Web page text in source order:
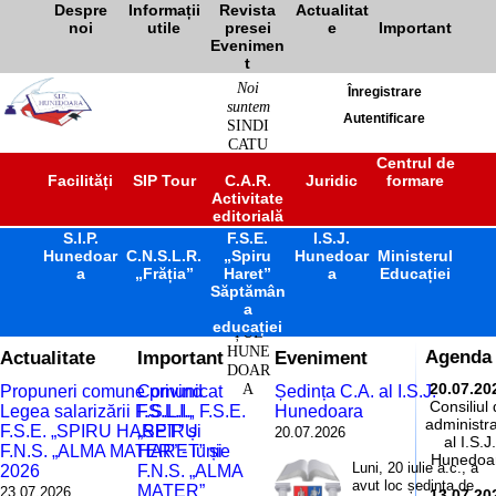
Despre
noi
Informații
utile
Revista
presei
Actualitat
e
Important
Evenimen
t
Înregistrare
Autentificare
Noi
suntem
SINDI
CATU
ÎNVĂ
ȚĂM
ÂNT
PREU
NIVE
RSITA
R
JUDE
ȚUL
HUNE
DOAR
A
Facilități SIP Tour C.A.R. Juridic
Centrul de
formare
Activitate
editorială
S.I.P.
Hunedoar
a
C.N.S.L.R.
„Frăția”
F.S.E.
„Spiru
Haret”
I.S.J.
Hunedoar
a
Ministerul
Educației
Săptămân
a
educației
Agenda
Consiliul
al I.S.J.
Actualitate
Propuneri comune privind
Legea salarizării F.S.L.I.,
F.S.E. „SPIRU HARET” și
F.N.S. „ALMA MATER” - iunie
2026
23.07.2026
Important
Comunicat
F.S.L.I., F.S.E.
„SPIRU
HARET” și
F.N.S. „ALMA
MATER”
Eveniment
Ședința C.A. al I.S.J.
Hunedoara
20.07.2026
Luni, 20 iulie a.c., a
avut loc ședința de